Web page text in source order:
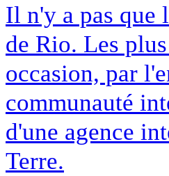
Il n'y a pas que
de Rio. Les
occasion, par
communauté
d'une agence
Terre.